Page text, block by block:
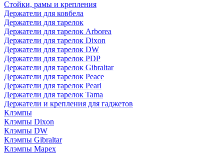
Стойки, рамы и крепления
Держатели для ковбела
Держатели для тарелок
Держатели для тарелок Arborea
Держатели для тарелок Dixon
Держатели для тарелок DW
Держатели для тарелок PDP
Держатели для тарелок Gibraltar
Держатели для тарелок Peace
Держатели для тарелок Pearl
Держатели для тарелок Tama
Держатели и крепления для гаджетов
Клэмпы
Клэмпы Dixon
Клэмпы DW
Клэмпы Gibraltar
Клэмпы Mapex